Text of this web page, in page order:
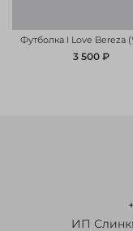
Футболка I Love Bereza
3 500 ₽
ИП